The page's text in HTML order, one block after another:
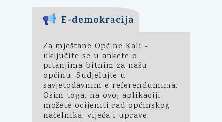
E-demokracija
Za mještane Općine Kali -
uključite se u ankete o
pitanjima bitnim za našu
općinu. Sudjelujte u
savjetodavnim e-referendumima.
Osim toga, na ovoj aplikaciji
možete ocijeniti rad općinskog
načelnika, vijeća i uprave.